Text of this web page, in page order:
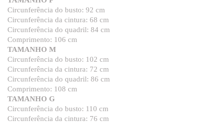
Circunferência do busto: 92 cm
Circunferência da cintura: 68 cm
Circunferência do quadril: 84 cm
Comprimento: 106 cm
TAMANHO M
Circunferência do busto: 102 cm
Circunferência da cintura: 72 cm
Circunferência do quadril: 86 cm
Comprimento: 108 cm
TAMANHO G
Circunferência do busto: 110 cm
Circunferência da cintura: 76 cm